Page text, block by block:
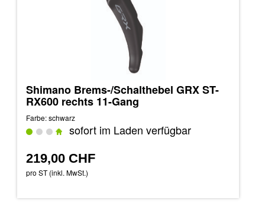
Shimano Brems-/Schalthebel GRX ST-
RX600 rechts 11-Gang
Farbe: schwarz
sofort im Laden verfügbar
219,00 CHF
pro ST (inkl. MwSt.)